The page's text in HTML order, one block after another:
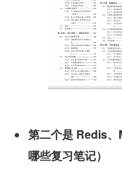
第二个是 Redis
哪些复习笔记）